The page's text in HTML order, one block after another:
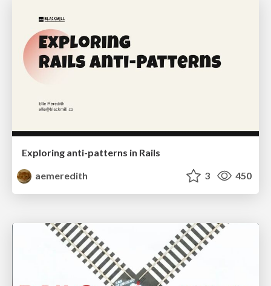
Exploring anti-patterns in Rails
aemeredith
3 450